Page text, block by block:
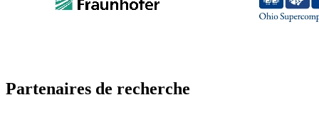
Partenaires de recherche